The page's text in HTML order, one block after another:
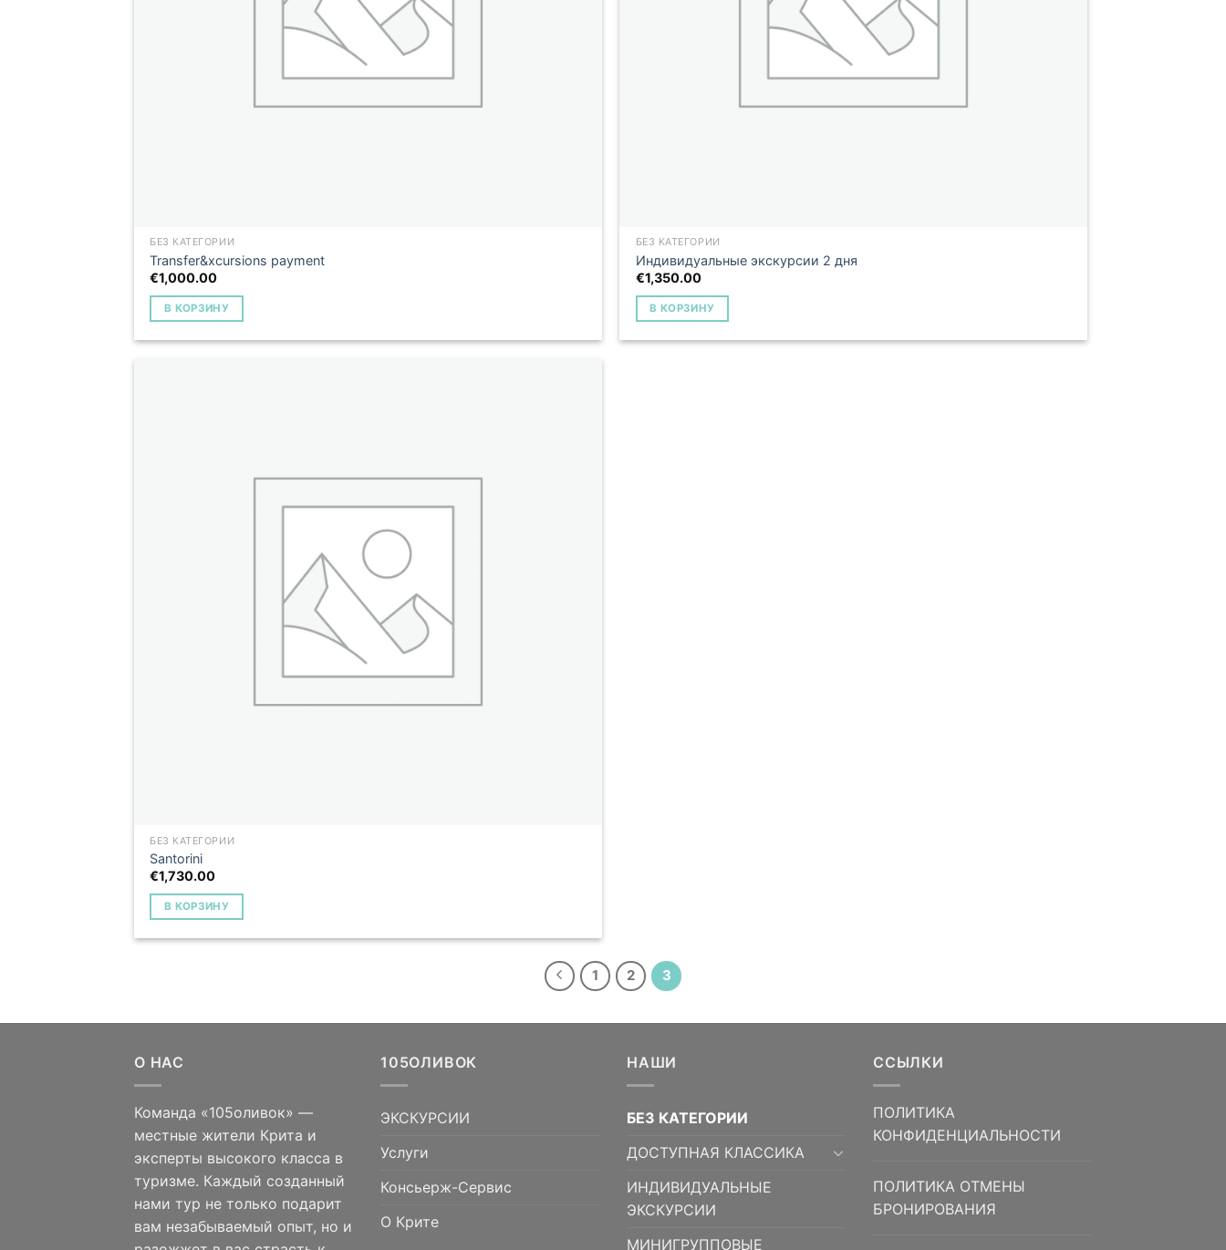
БЕЗ КАТЕГОРИИ
Transfer&xcursions payment
€1,000.00
В КОРЗИНУ
БЕЗ КАТЕГОРИИ
Индивидуальные экскурсии 2 дня
€1,350.00
В КОРЗИНУ
БЕЗ КАТЕГОРИИ
Santorini
€1,730.00
В КОРЗИНУ
1 2 3
О НАС
Команда «105оливок» —
местные жители Крита и
эксперты высокого класса в
туризме. Каждый созданный
нами тур не только подарит
вам незабываемый опыт, но и
105ОЛИВОК
ЭКСКУРСИИ
Услуги
Консьерж-Сервис
О Крите
НАШИ
БЕЗ КАТЕГОРИИ
ДОСТУПНАЯ КЛАССИКА
ИНДИВИДУАЛЬНЫЕ
ЭКСКУРСИИ
МИНИГРУППОВЫЕ
ССЫЛКИ
ПОЛИТИКА
КОНФИДЕНЦИАЛЬНОСТИ
ПОЛИТИКА ОТМЕНЫ
БРОНИРОВАНИЯ